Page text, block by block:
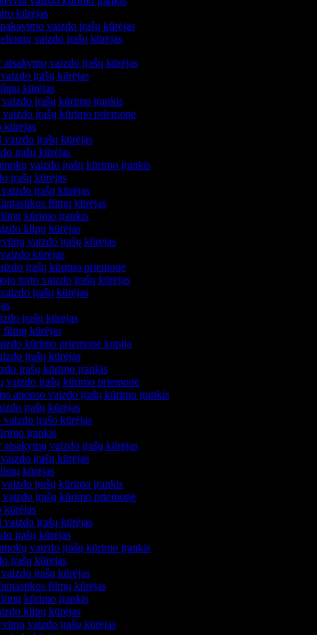
kūrėjas
vaizdo įrašų kūrėjas
vaizdo įrašų kūrėjas
atsakymų vaizdo įrašų kūrėjas
įrašų kūrėjas
kūrėjas
vaizdo įrašų kūrimo įrankis
vaizdo įrašų kūrimo priemonė
kūrėjas
vaizdo įrašų kūrėjas
įrašų kūrėjas
vaizdo įrašų kūrimo įrankis
įrašų kūrėjas
įrašų kūrėjas
filmų kūrėjas
kūrimo įrankis
klipų kūrėjas
vaizdo įrašų kūrėjas
kūrėjas
įrašų kūrimo priemonė
turto vaizdo įrašų kūrėjas
įrašų kūrėjas
įrašų kūrėjas
filmų kūrėjas
kūrimo priemonė kopija
įrašų kūrėjas
įrašų kūrimo įrankis
vaizdo įrašų kūrimo priemonė
anonso vaizdo įrašų kūrimo įrankis
įrašų kūrėjas
vaizdo įrašo kūrėjas
įrankis
atsakymų vaizdo įrašų kūrėjas
įrašų kūrėjas
kūrėjas
vaizdo įrašų kūrimo įrankis
vaizdo įrašų kūrimo priemonė
kūrėjas
vaizdo įrašų kūrėjas
įrašų kūrėjas
vaizdo įrašų kūrimo įrankis
įrašų kūrėjas
įrašų kūrėjas
filmų kūrėjas
kūrimo įrankis
klipų kūrėjas
vaizdo įrašų kūrėjas